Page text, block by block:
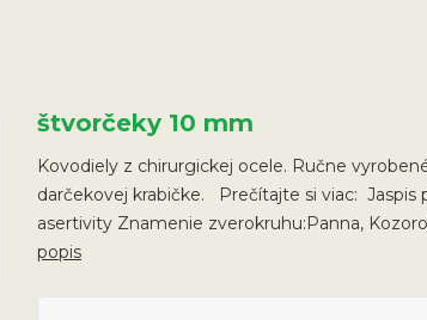
štvorčeky 10 mm
Kovodiely z chirurgickej ocele. Ručne
darčekovej krabičke. Prečítajte si viac: Jaspis
asertivity Znamenie zverokruhu:Panna,
popis